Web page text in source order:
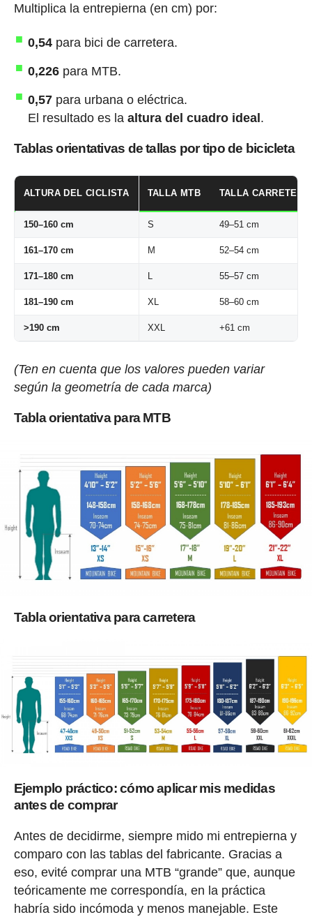
Multiplica la entrepierna (en cm) por:
0,54para bici de carretera.
0,226para MTB.
0,57para urbana o eléctrica.
El resultado es la altura del cuadro ideal.
Tablas orientativas de tallas por tipo de bicicleta
ALTURA DEL CICLISTA TALLA MTB TALLA CARRETERA
150–160 cm S 49–51 cm
161–170 cm M 52–54 cm
171–180 cm L 55–57 cm
181–190 cm XL 58–60 cm
>190 cm XXL +61 cm
(Ten en cuenta que los valores pueden variar
según la geometría de cada marca)
Tabla orientativa para MTB
Tabla orientativa para carretera
Ejemplo práctico: cómo aplicar mis medidas
antes de comprar
Antes de decidirme, siempre mido mi entrepierna y
comparo con las tablas del fabricante. Gracias a
eso, evité comprar una MTB “grande” que, aunque
teóricamente me correspondía, en la práctica
habría sido incómoda y menos manejable. Este